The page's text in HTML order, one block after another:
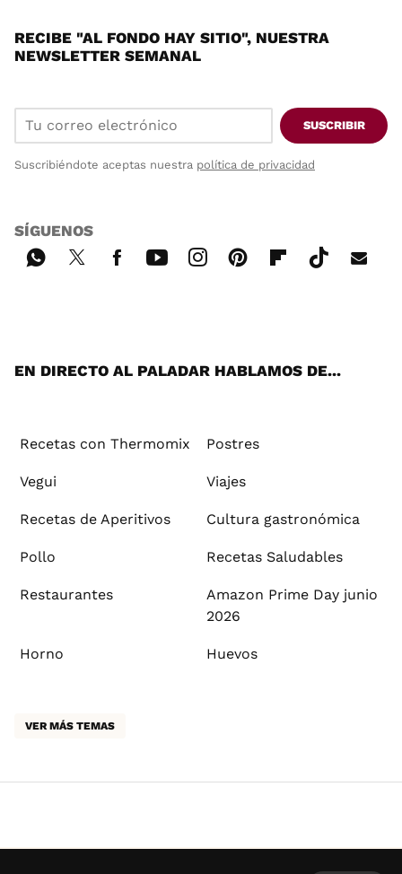
RECIBE "AL FONDO HAY SITIO", NUESTRA
NEWSLETTER SEMANAL
SUSCRIBIR
Suscribiéndote aceptas nuestra política de privacidad
SÍGUENOS
EN DIRECTO AL PALADAR HABLAMOS DE...
Recetas con Thermomix Postres
Vegui Viajes
Recetas de Aperitivos Cultura gastronómica
Pollo Recetas Saludables
Restaurantes
Amazon Prime Day junio
2026
Horno Huevos
VER MÁS TEMAS